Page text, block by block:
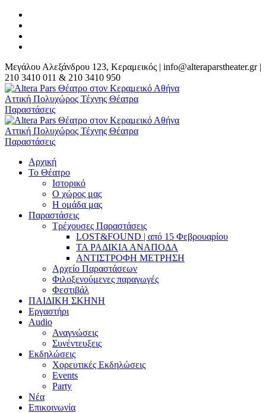
Μεγάλου Αλεξάνδρου 123, Κεραμεικός | info@alteraparstheater.gr |
210 3410 011 & 210 3410 950
Αρχική
Το Θέατρο
Ιστορικό
Ο χώρος μας
Η ομάδα μας
Παραστάσεις
Τρέχουσες Παραστάσεις
LOST&FOUND | από 15 Φεβρουαρίου
ΤΑ ΡΑΔΙΚΙΑ ΑΝΑΠΟΔΑ
ΑΝΤΙΣΤΡΟΦΗ ΜΕΤΡΗΣΗ
Αρχείο Παραστάσεων
Φιλοξενούμενες παραγωγές
Φεστιβάλ
ΠΑΙΔΙΚΗ ΣΚΗΝΗ
Εργαστήρι
Audio
Αναγνώσεις
Συνέντευξεις
Εκδηλώσεις
Χορευτικές Εκδηλώσεις
Εvents
Party
Nέα
Επικοινωνία